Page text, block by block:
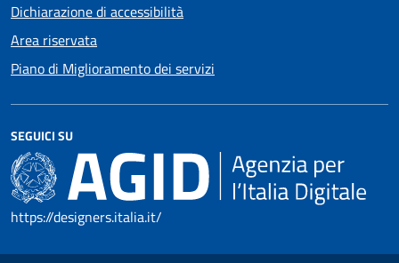
Dichiarazione di accessibilità
Area riservata
Piano di Miglioramento dei servizi
SEGUICI SU
https://designers.italia.it/